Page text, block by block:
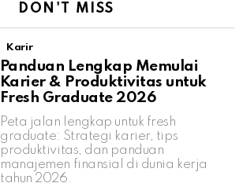
DON'T MISS
Karir
Panduan Lengkap Memulai
Karier & Produktivitas untuk
Fresh Graduate 2026
Peta jalan lengkap untuk fresh
graduate: Strategi karier, tips
produktivitas, dan panduan
manajemen finansial di dunia kerja
tahun 2026.